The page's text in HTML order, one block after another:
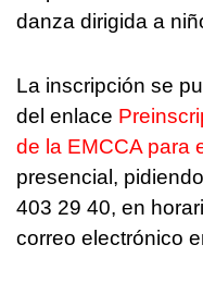
danza dirigida a
La inscripción se
del enlace
de la EMCCA para
presencial,
403 29 40, en
correo electrónico